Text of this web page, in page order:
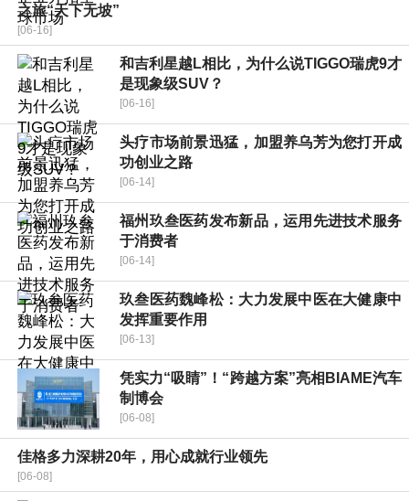
之旅“天下无坡”
[06-16]
和吉利星越L相比，为什么说TIGGO瑞虎9才
是现象级SUV？
[06-16]
头疗市场前景迅猛，加盟养乌芳为您打开成
功创业之路
[06-14]
福州玖叁医药发布新品，运用先进技术服务
于消费者
[06-14]
玖叁医药魏峰松：大力发展中医在大健康中
发挥重要作用
[06-13]
凭实力“吸睛”！“跨越方案”亮相BIAME汽车
制博会
[06-08]
佳格多力深耕20年，用心成就行业领先
[06-08]